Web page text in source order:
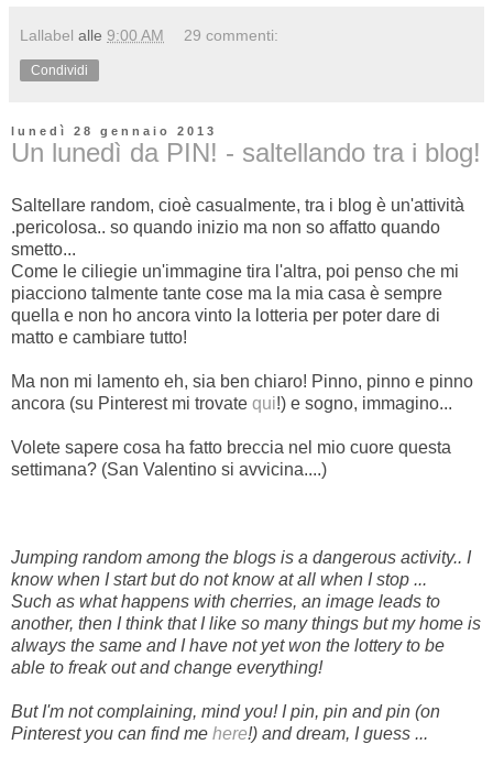
Lallabel alle 9:00 AM 29 commenti:
Condividi
lunedì 28 gennaio 2013
Un lunedì da PIN! - saltellando tra i blog!
Saltellare random, cioè casualmente, tra i blog è un'attività
.pericolosa.. so quando inizio ma non so affatto quando
smetto...
Come le ciliegie un'immagine tira l'altra, poi penso che mi
piacciono talmente tante cose ma la mia casa è sempre
quella e non ho ancora vinto la lotteria per poter dare di
matto e cambiare tutto!
Ma non mi lamento eh, sia ben chiaro! Pinno, pinno e pinno
ancora (su Pinterest mi trovate qui!) e sogno, immagino...
Volete sapere cosa ha fatto breccia nel mio cuore questa
settimana? (San Valentino si avvicina....)
Jumping random among the blogs is a dangerous activity.. I
know when I start but do not know at all when I stop ...
Such as what happens with cherries, an image leads to
another, then I think that I like so many things but my home is
always the same and I have not yet won the lottery to be
able to freak out and change everything!
But I'm not complaining, mind you! I pin, pin and pin (on
Pinterest you can find me here!) and dream, I guess ...